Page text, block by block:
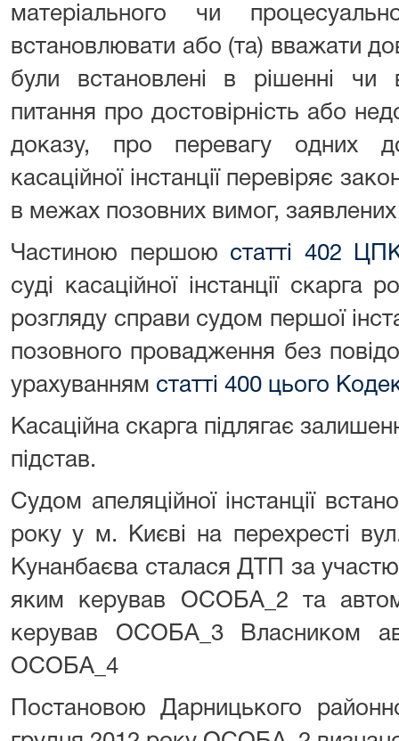
матеріального чи
встановлювати або (та) вважати
були встановлені в рішенні чи
питання про достовірність або
доказу, про перевагу одних
касаційної інстанції перевіряє
в межах позовних вимог, заявлених
Частиною першою статті 402
суді касаційної інстанції скарга
розгляду справи судом першої
позовного провадження без
урахуванням статті 400 цього
Касаційна скарга підлягає
підстав.
Судом апеляційної інстанції
року у м. Києві на перехресті
Кунанбаєва сталася ДТП за
яким керував ОСОБА_2 та
керував ОСОБА_3 Власником
ОСОБА_4
Постановою Дарницького